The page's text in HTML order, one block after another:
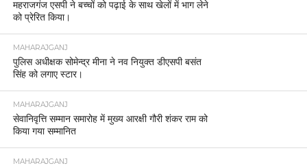
महराजगंज एसपी ने बच्चों को पढ़ाई के साथ खेलों में भाग लेने
को प्रेरित किया।
MAHARAJGANJ
पुलिस अधीक्षक सोमेन्द्र मीना ने नव नियुक्त डीएसपी बसंत
सिंह को लगाए स्टार।
MAHARAJGANJ
सेवानिवृत्ति सम्मान समारोह में मुख्य आरक्षी गौरी शंकर राम को
किया गया सम्मानित
MAHARAJGANJ